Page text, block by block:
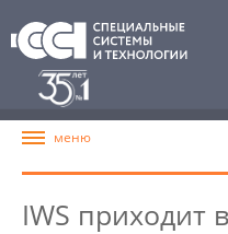
IWS приходит